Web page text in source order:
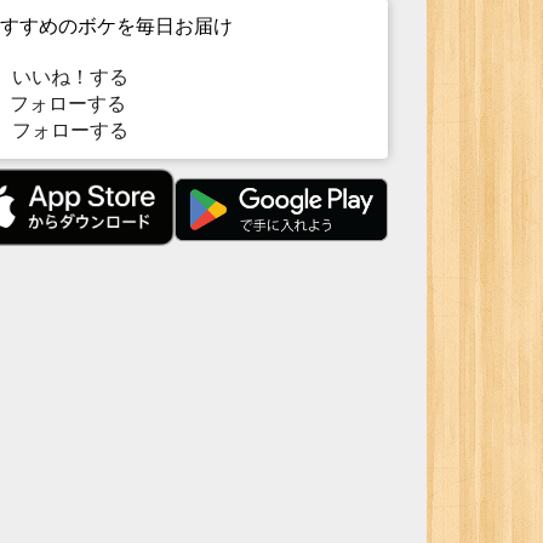
すめのボケを毎日お届け
いいね！する
ォローする
フォローする